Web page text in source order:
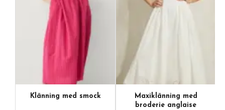
Klänning med smock
Maxiklänning med
broderie anglaise